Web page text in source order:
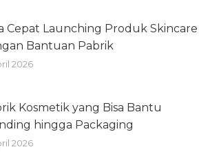
Cepat Launching Produk Skincare
Bantuan Pabrik
2026
Kosmetik yang Bisa Bantu
hingga Packaging
2026